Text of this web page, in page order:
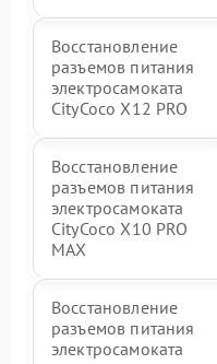
Восстановление
разъемов питания
электросамоката
CityCoco X12 PRO
Восстановление
разъемов питания
электросамоката
CityCoco X10 PRO
MAX
Восстановление
разъемов питания
электросамоката